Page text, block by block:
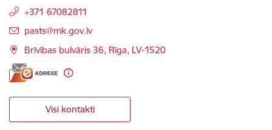
+371 67082811
E-pasts:
pasts@mk.gov.lv
Brīvības bulvāris 36, Rīga, LV-1520
Visi kontakti